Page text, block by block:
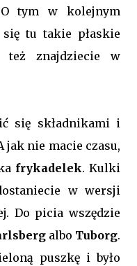
O tym w kolejnym
tu takie płaskie
też znajdziecie w
się składnikami i
jak nie macie czasu,
frykadelek. Kulki
w wersji
Do picia wszędzie
albo Tuborg.
puszkę i było